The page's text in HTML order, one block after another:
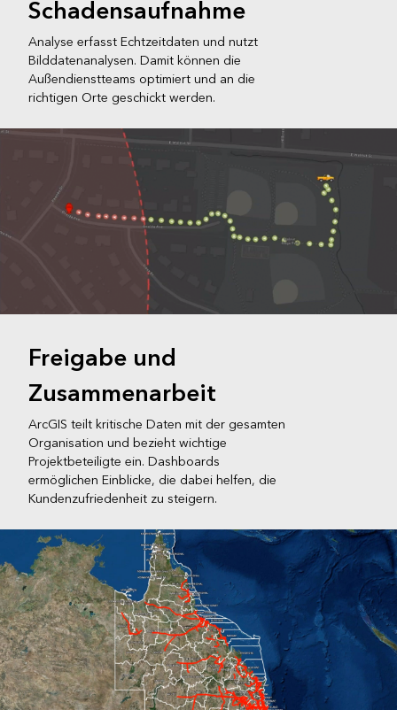
Schadensaufnahme
Analyse erfasst Echtzeitdaten und nutzt
Bilddatenanalysen. Damit können die
Außendienstteams optimiert und an die
richtigen Orte geschickt werden.
Freigabe und
Zusammenarbeit
ArcGIS teilt kritische Daten mit der gesamten
Organisation und bezieht wichtige
Projektbeteiligte ein. Dashboards
ermöglichen Einblicke, die dabei helfen, die
Kundenzufriedenheit zu steigern.